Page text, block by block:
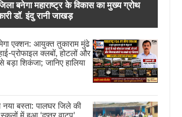
बनेगा महाराष्ट्र के विकास का मुख्य ग्रोथ
डॉ. इंदु रानी जाखड़
मेगा एक्शन: आयुक्त तुकाराम मुंढे
प्रोफाइल क्लबों, होटलों और
बड़ा शिकंजा; जानिए हालिया
नया बस्ता: पालघर जिले की